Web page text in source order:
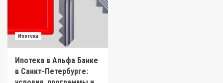
Ипотека
Ипотека в Альфа Банке
в Санкт-Петербурге: